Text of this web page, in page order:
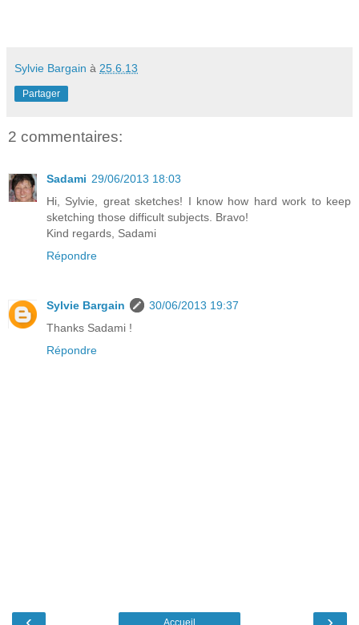
Sylvie Bargain à 25.6.13
Partager
2 commentaires:
Sadami 29/06/2013 18:03
Hi, Sylvie, great sketches! I know how hard work to keep
sketching those difficult subjects. Bravo!
Kind regards, Sadami
Répondre
Sylvie Bargain
30/06/2013 19:37
Thanks Sadami !
Répondre